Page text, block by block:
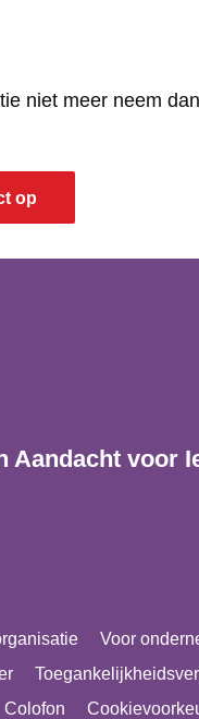
niet meer neem
op
Aandacht voor
Voor
Colofon